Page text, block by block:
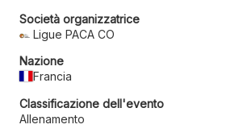
Società organizzatrice
Ligue PACA CO
Nazione
Francia
Classificazione dell'evento
Allenamento